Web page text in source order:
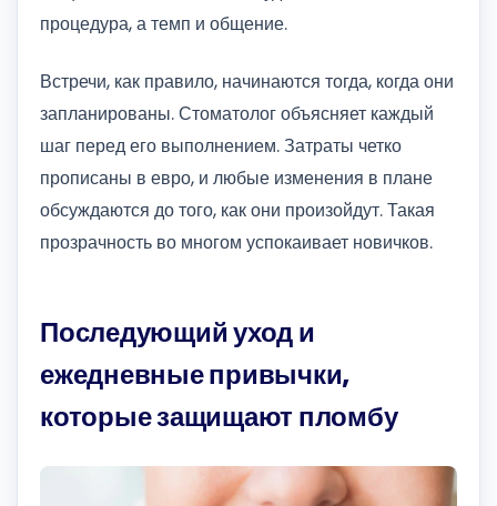
процедура, а темп и общение.
Встречи, как правило, начинаются тогда, когда они
запланированы. Стоматолог объясняет каждый
шаг перед его выполнением. Затраты четко
прописаны в евро, и любые изменения в плане
обсуждаются до того, как они произойдут. Такая
прозрачность во многом успокаивает новичков.
Последующий уход и
ежедневные привычки,
которые защищают пломбу